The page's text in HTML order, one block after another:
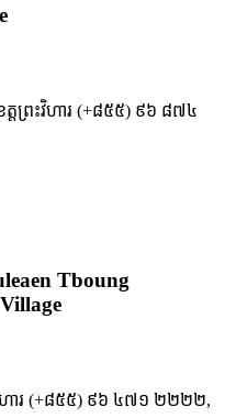
តព្រះវិហារ (+៨៥៥) ៩៦ ៨៧៤
Tboung
ហារ (+៨៥៥) ៩៦ ៤៧១ ២២២២,